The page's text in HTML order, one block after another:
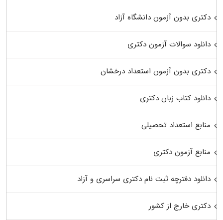
دکتری بدون آزمون دانشگاه آزاد
دانلود سوالات آزمون دکتری
دکتری بدون آزمون استعداد درخشان
دانلود کتاب زبان دکتری
منابع استعداد تحصیلی
منابع آزمون دکتری
دانلود دفترچه ثبت نام دکتری سراسری و آزاد
دکتری خارج از کشور